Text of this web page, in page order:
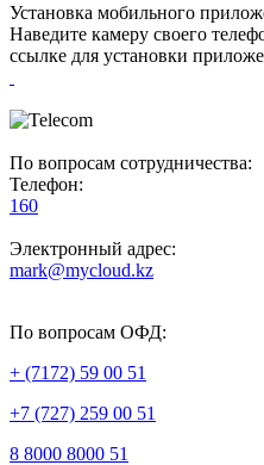
Установка мобильного
Наведите камеру своего
ссылке для установки
По вопросам сотрудничества:
Телефон:
160
Электронный адрес:
mark@mycloud.kz
По вопросам ОФД:
+ (7172) 59 00 51
+7 (727) 259 00 51
8 8000 8000 51